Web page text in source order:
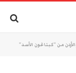
من “كبتاغون الأسد”